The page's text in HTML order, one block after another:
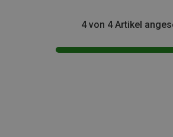
4 von 4 Artikel